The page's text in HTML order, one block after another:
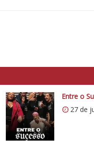
Entre o
27 de